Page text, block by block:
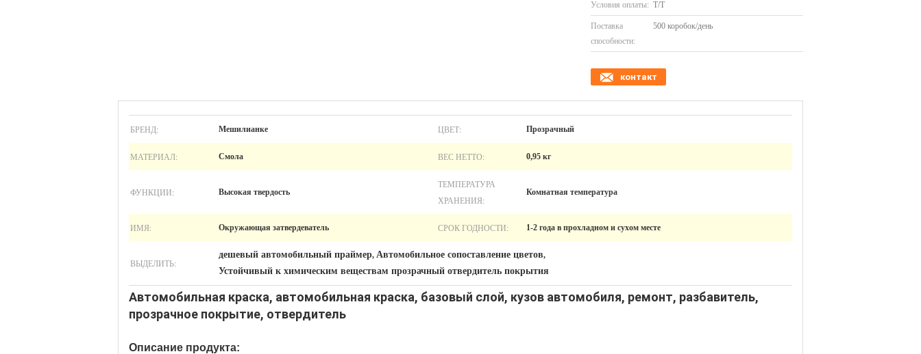
Условия оплаты: T/T
Поставка
способности:
500 коробок/день
контакт
БРЕНД: Мешилианке ЦВЕТ: Прозрачный
МАТЕРИАЛ: Смола ВЕС НЕТТО: 0,95 кг
ФУНКЦИИ: Высокая твердость
ТЕМПЕРАТУРА
ХРАНЕНИЯ:
Комнатная температура
ИМЯ: Окружающая затвердеватель СРОК ГОДНОСТИ: 1-2 года в прохладном и сухом месте
ВЫДЕЛИТЬ:
дешевый автомобильный праймер, Автомобильное сопоставление цветов,
Устойчивый к химическим веществам прозрачный отвердитель покрытия
Автомобильная краска, автомобильная краска, базовый слой, кузов автомобиля, ремонт, разбавитель,
прозрачное покрытие, отвердитель
Описание продукта: